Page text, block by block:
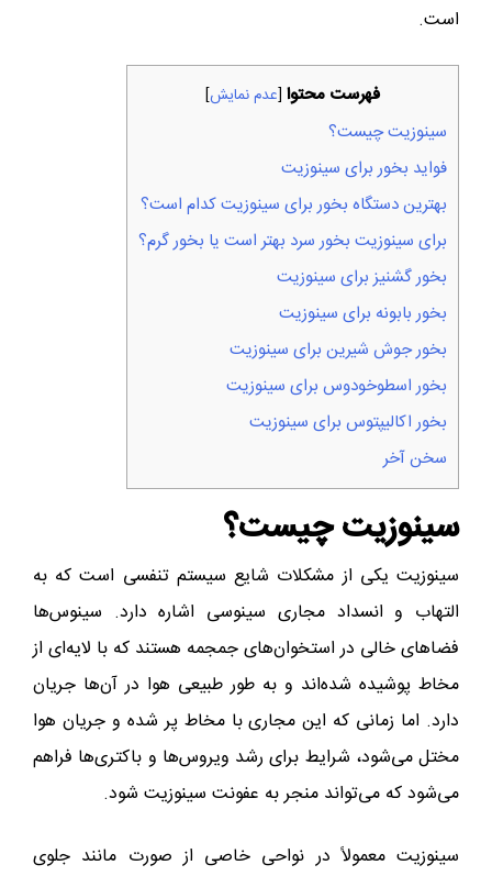
است.
فهرست محتوا [عدم نمایش]
سینوزیت چیست؟
فواید بخور برای سینوزیت
بهترین دستگاه بخور برای سینوزیت کدام است؟
برای سینوزیت بخور سرد بهتر است یا بخور گرم؟
بخور گشنیز برای سینوزیت
بخور بابونه برای سینوزیت
بخور جوش شیرین برای سینوزیت
بخور اسطوخودوس برای سینوزیت
بخور اکالیپتوس برای سینوزیت
سخن آخر
سینوزیت چیست؟
سینوزیت یکی از مشکلات شایع سیستم تنفسی است که به
التهاب و انسداد مجاری سینوسی اشاره دارد. سینوس‌ها
فضاهای خالی در استخوان‌های جمجمه هستند که با لایه‌ای از
مخاط پوشیده شده‌اند و به طور طبیعی هوا در آن‌ها جریان
دارد. اما زمانی که این مجاری با مخاط پر شده و جریان هوا
مختل می‌شود، شرایط برای رشد ویروس‌ها و باکتری‌ها فراهم
می‌شود که می‌تواند منجر به عفونت سینوزیت شود.
سینوزیت معمولاً در نواحی خاصی از صورت مانند جلوی